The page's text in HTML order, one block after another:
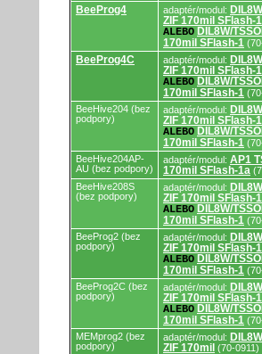
BeeProg4 adaptér/modul:
ZIF 170mil SFlash-
ALEBO DIL8W/
170mil SFlash-1
BeeProg4C adaptér/modul:
ZIF 170mil SFlash-
ALEBO DIL8W/
170mil SFlash-1
BeeHive204 (bez
podpory)
adaptér/modul:
ZIF 170mil SFlash-
ALEBO DIL8W/
170mil SFlash-1
BeeHive204AP-
AU (bez podpory)
adaptér/modul: AP1
170mil SFlash-1a
BeeHive208S
(bez podpory)
adaptér/modul:
ZIF 170mil SFlash-
ALEBO DIL8W/
170mil SFlash-1
BeeProg2 (bez
podpory)
adaptér/modul:
ZIF 170mil SFlash-
ALEBO DIL8W/
170mil SFlash-1
BeeProg2C (bez
podpory)
adaptér/modul:
ZIF 170mil SFlash-
ALEBO DIL8W/
170mil SFlash-1
MEMprog2 (bez
podpory)
adaptér/modul:
ZIF 170mil (70-0911)